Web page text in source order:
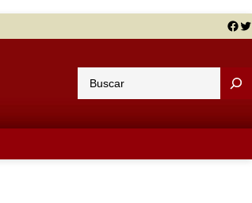
Facebook Twitter
u
a